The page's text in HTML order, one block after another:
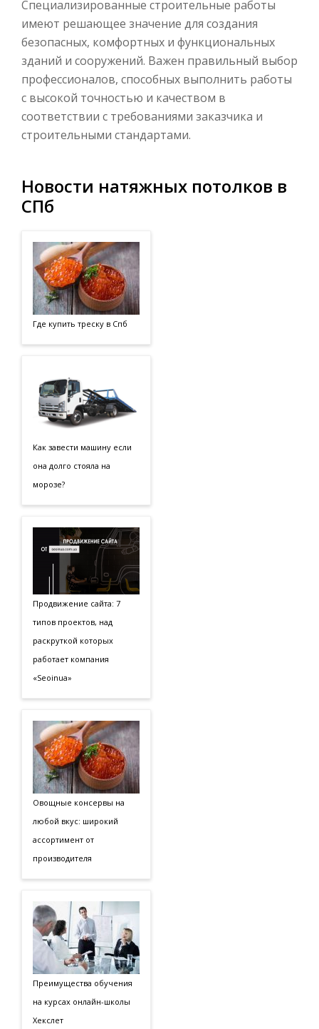
Специализированные строительные работы
имеют решающее значение для создания
безопасных, комфортных и функциональных
зданий и сооружений. Важен правильный выбор
профессионалов, способных выполнить работы
с высокой точностью и качеством в
соответствии с требованиями заказчика и
строительными стандартами.
Новости натяжных потолков в
СПб
Где купить треску в Спб
Как завести машину если
она долго стояла на
морозе?
Продвижение сайта: 7
типов проектов, над
раскруткой которых
работает компания
«Seoinua»
Овощные консервы на
любой вкус: широкий
ассортимент от
производителя
Преимущества обучения
на курсах онлайн-школы
Хекслет